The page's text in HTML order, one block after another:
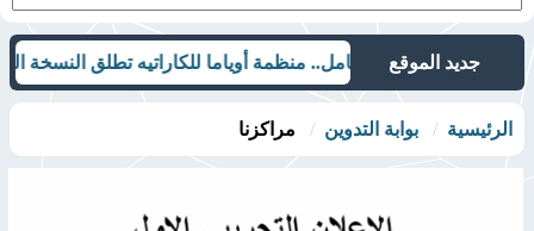
جديد الموقع
الرقمي الكامل.. منظمة أوياما للكاراتيه تطلق النسخة التجريبية
الرئيسية بوابة التدوين مراكزنا